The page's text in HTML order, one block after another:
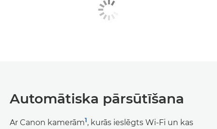
Automātiska pārsūtīšana
Ar Canon kamerām1, kurās ieslēgts Wi-Fi un kas